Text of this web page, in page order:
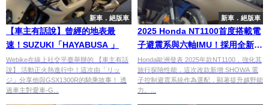
新車．絕版車
【車主有話說】曾經的地表最
速！SUZUKI「HAYABUSA 」
Webike在線上社交平臺舉辦的 【車主有話
說】 活動正火熱進行中！這次由「リッ
ジ」分享他與GSX1300R的騎乘故事！ 透
過車主對愛車-G...
新車．絕版車
2025 Honda NT1100首度搭載電
子避震系與六軸IMU！採用全新整
合式LED燈組
Honda歐洲發表 2025年款NT1100，強化其
旅行探險性能，這次改款新增 SHOWA 電
子控制避震系統作為選配，顯著提升越野能
力。...